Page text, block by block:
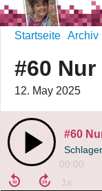
Startseite Archiv
#60
12. May 2025
#60
00:00